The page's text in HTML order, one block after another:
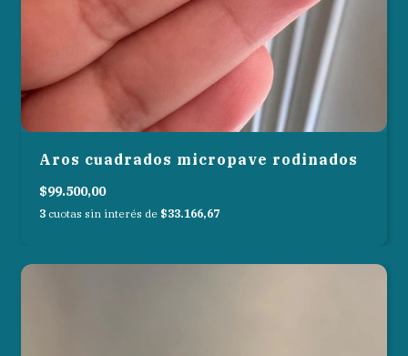
Aros cuadrados micropave rodinados
$99.500,00
3 cuotas sin interés de $33.166,67